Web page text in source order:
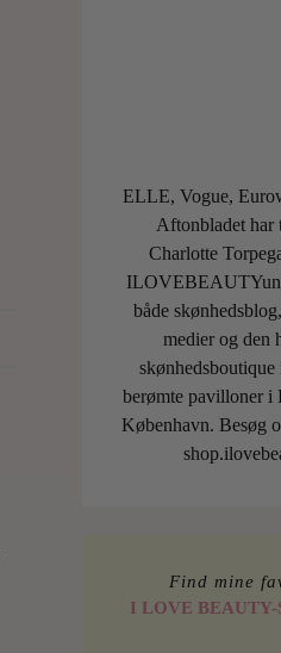
ELLE, Vogue,
Aftonbladet har
Charlotte
både
medier og den
skønhedsboutique
berømte pavilloner i
København. Besøg
Find mine
I LOVE BEAUTY-